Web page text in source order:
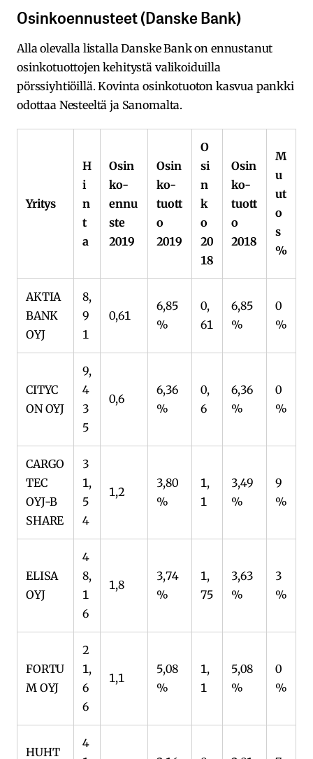
Osinkoennusteet (Danske Bank)
Alla olevalla listalla Danske Bank on ennustanut
osinkotuottojen kehitystä valikoiduilla
pörssiyhtiöillä. Kovinta osinkotuoton kasvua pankki
odottaa Nesteeltä ja Sanomalta.
Yritys
H
i
n
t
a
Osin
ko-
ennu
ste
2019
Osin
ko-
tuott
o
2019
O
si
n
k
o
20
18
Osin
ko-
tuott
o
2018
M
u
ut
o
s
%
AKTIA
BANK
OYJ
8,
9
1
0,61
6,85
%
0,
61
6,85
%
0
%
CITYC
ON OYJ
9,
4
3
5
0,6
6,36
%
0,
6
6,36
%
0
%
CARGO
TEC
OYJ-B
SHARE
3
1,
5
4
1,2
3,80
%
1,
1
3,49
%
9
%
ELISA
OYJ
4
8,
1
6
1,8
3,74
%
1,
75
3,63
%
3
%
FORTU
M OYJ
2
1,
6
6
1,1
5,08
%
1,
1
5,08
%
0
%
HUHT
4